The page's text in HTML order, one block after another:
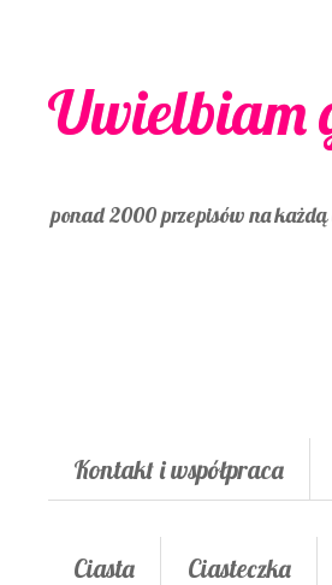
Uwielbiam
ponad 2000 przepisów na każdą
Kontakt i współpraca
Ciasta Ciasteczka